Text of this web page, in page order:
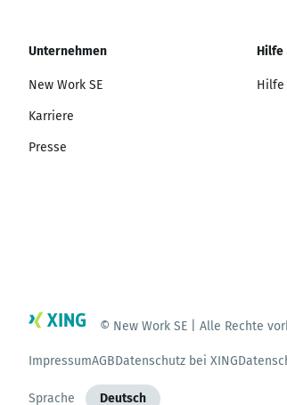
Unternehmen
New Work SE
Karriere
Presse
Hilfe
Hilfe
© New Work SE | Alle Rechte
ImpressumAGBDatenschutz bei XING
Sprache Deutsch